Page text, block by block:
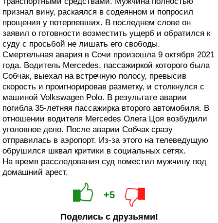
признал вину, раскаялся в содеянном и попросил
прощения у потерпевших. В последнем слове он
заявил о готовности возместить ущерб и обратился к
суду с просьбой не лишать его свободы.
Смертельная авария в Сочи произошла 9 октября 2021
года. Водитель Mercedes, пассажиркой которого была
Собчак, выехал на встречную полосу, превысив
скорость и проигнорировав разметку, и столкнулся с
машиной Volkswagen Polo. В результате аварии
погибла 35-летняя пассажирка второго автомобиля. В
отношении водителя Mercedes Олега Цоя возбудили
уголовное дело. После аварии Собчак сразу
отправилась в аэропорт. Из-за этого на телеведущую
обрушился шквал критики в социальных сетях.
На время расследования суд поместил мужчину под
домашний арест.
+5
Поделись с друзьями!